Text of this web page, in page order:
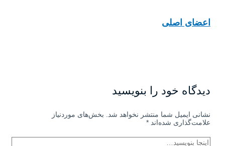
اعضای اصلی
دیدگاه‌ خود را بنویسید
نشانی ایمیل شما منتشر نخواهد شد. بخش‌های موردنیاز
علامت‌گذاری شده‌اند*